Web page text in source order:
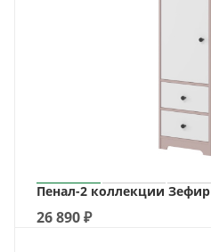
Пенал-2 коллекции Зефир
26 890₽